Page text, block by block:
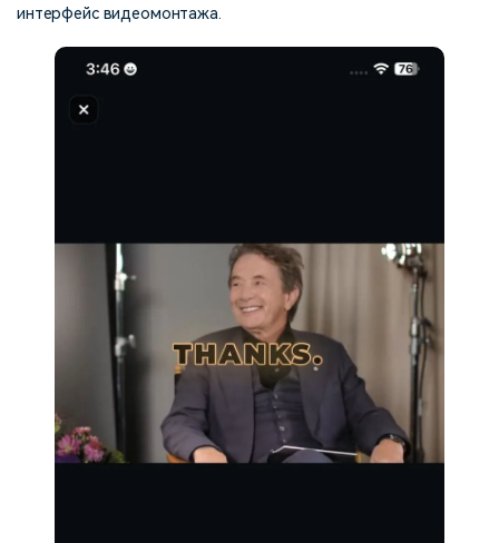
интерфейс видеомонтажа.